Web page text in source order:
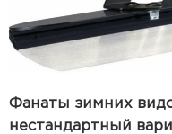
Фанаты зимних
нестандартный